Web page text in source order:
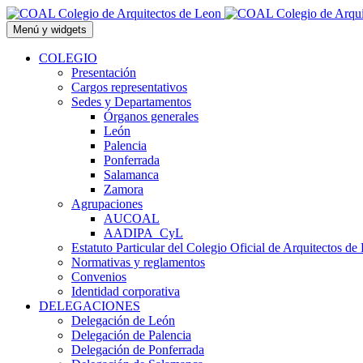
Saltar
al
contenido
Menú y widgets
COLEGIO
Presentación
Cargos representativos
Sedes y Departamentos
Órganos generales
León
Palencia
Ponferrada
Salamanca
Zamora
Agrupaciones
AUCOAL
AADIPA_CyL
Estatuto Particular del Colegio Oficial de Arquitectos de
Normativas y reglamentos
Convenios
Identidad corporativa
DELEGACIONES
Delegación de León
Delegación de Palencia
Delegación de Ponferrada